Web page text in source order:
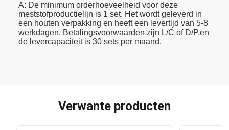
A: De minimum orderhoeveelheid voor deze
meststofproductielijn is 1 set. Het wordt geleverd in
een houten verpakking en heeft een levertijd van 5-8
werkdagen. Betalingsvoorwaarden zijn L/C of D/P,en
de levercapaciteit is 30 sets per maand.
Verwante producten